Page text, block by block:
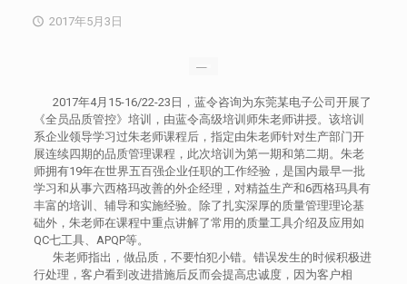
2017年5月3日
2017年4月15-16/22-23日，蓝令咨询为东莞某电子公司开展了
《全员品质管控》培训，由蓝令高级培训师朱老师讲授。该培训
系企业领导学习过朱老师课程后，指定由朱老师针对生产部门开
展连续四期的品质管理课程，此次培训为第一期和第二期。朱老
师拥有19年在世界五百强企业任职的工作经验，是国内最早一批
学习和从事六西格玛改善的外企经理，对精益生产和6西格玛具有
丰富的培训、辅导和实施经验。除了扎实深厚的质量管理理论基
础外，朱老师在课程中重点讲解了常用的质量工具介绍及应用如
QC七工具、APQP等。
朱老师指出，做品质，不要怕犯小错。错误发生的时候积极进
行处理，客户看到改进措施后反而会提高忠诚度，因为客户相